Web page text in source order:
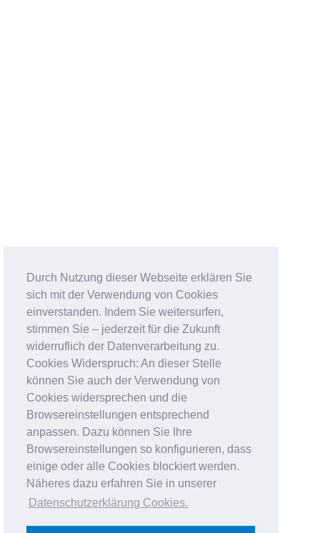
Durch Nutzung dieser Webseite erklären Sie
sich mit der Verwendung von Cookies
einverstanden. Indem Sie weitersurfen,
stimmen Sie – jederzeit für die Zukunft
widerruflich der Datenverarbeitung zu.
Cookies Widerspruch: An dieser Stelle
können Sie auch der Verwendung von
Cookies widersprechen und die
Browsereinstellungen entsprechend
anpassen. Dazu können Sie Ihre
Browsereinstellungen so konfigurieren, dass
einige oder alle Cookies blockiert werden.
Näheres dazu erfahren Sie in unserer
Datenschutzerklärung Cookies.